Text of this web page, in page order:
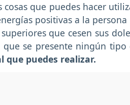
que puedes hacer
positivas a la
que cesen sus
se presente ningún
puedes realizar.